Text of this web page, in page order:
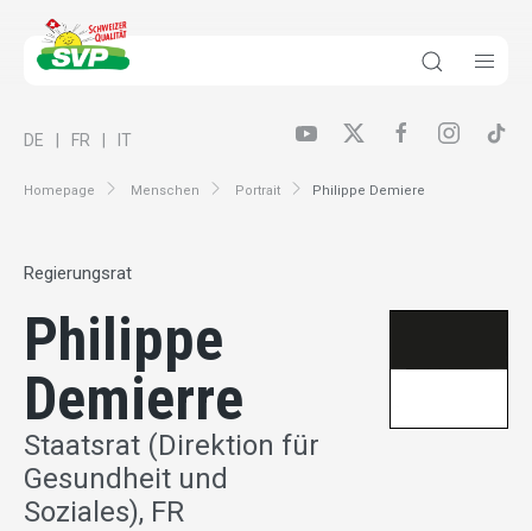
Homepage Menschen Portrait Philippe Demiere
DE FR IT
Regierungsrat
Philippe
Demierre
Staatsrat (Direktion für
Gesundheit und
Soziales), FR